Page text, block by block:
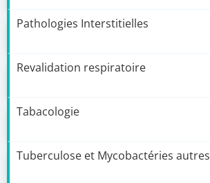
Pathologies Interstitielles
Revalidation respiratoire
Tabacologie
Tuberculose et Mycobactéries autres